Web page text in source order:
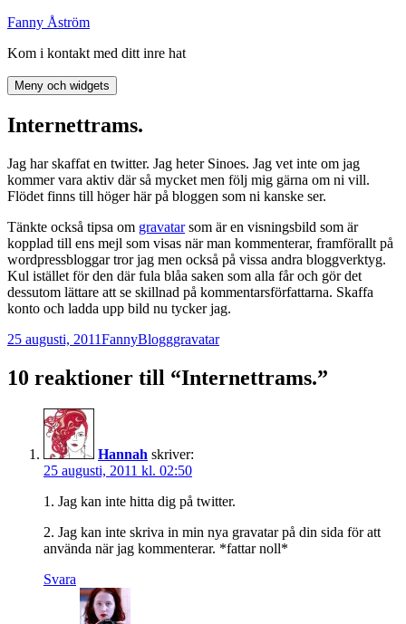
Hoppa
innehåll
Fanny Åström
Kom i kontakt med ditt inre hat
Meny och widgets
Internettrams.
Jag har skaffat en twitter. Jag heter Sinoes. Jag vet inte om jag
kommer vara aktiv där så mycket men följ mig gärna om ni vill.
Flödet finns till höger här på bloggen som ni kanske ser.
Tänkte också tipsa om gravatarsom är en visningsbild som är
kopplad till ens mejl som visas när man kommenterar, framförallt på
wordpressbloggar tror jag men också på vissa andra bloggverktyg.
Kul istället för den där fula blåa saken som alla får och gör det
dessutom lättare att se skillnad på kommentarsförfattarna. Skaffa
konto och ladda upp bild nu tycker jag.
Postat
25 augusti, 2011Författare
FannyKategorier
BloggTaggar
gravatar
10 reaktioner till “Internettrams.”
Hannah skriver:
25 augusti, 2011 kl. 02:50
1. Jag kan inte hitta dig på twitter.
2. Jag kan inte skriva in min nya gravatar på din sida för att
använda när jag kommenterar. *fattar noll*
Svara